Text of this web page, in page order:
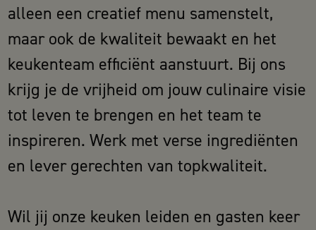
alleen een creatief menu samenstelt,
maar ook de kwaliteit bewaakt en het
keukenteam efficiënt aanstuurt. Bij ons
krijg je de vrijheid om jouw culinaire visie
tot leven te brengen en het team te
inspireren. Werk met verse ingrediënten
en lever gerechten van topkwaliteit.
Wil jij onze keuken leiden en gasten keer